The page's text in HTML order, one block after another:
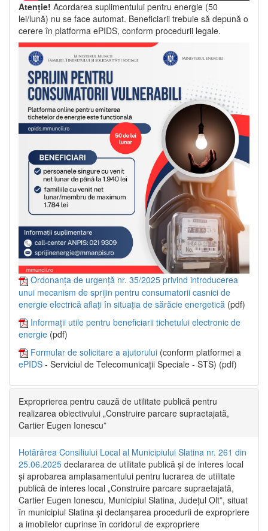
Atenție! Acordarea suplimentului pentru energie (50
lei/lună) nu se face automat. Beneficiarii trebuie să depună o
cerere în platforma ePIDS, conform procedurii legale.
Ordonanța de urgență nr. 35/2025 privind introducerea
unui mecanism de sprijin pentru consumatorii casnici de
energie electrică aflați în situația de sărăcie energetică (pdf)
Informații utile pentru beneficiarii tichetului electronic de
energie (pdf)
Formular de solicitare a ajutorului (conform platformei a
ePIDS - Serviciul de Telecomunicații Speciale - STS) (pdf)
Exproprierea pentru cauză de utilitate publică pentru
realizarea obiectivului „Construire parcare supraetajată,
Cartier Eugen Ionescu”
Hotărârea Consiliului Local al Municipiului Slatina nr. 261 din
25.06.2025 declararea de utilitate publică și de interes local
și aprobarea amplasamentului pentru lucrarea de utilitate
publică de interes local „Construire parcare supraetajată,
Cartier Eugen Ionescu, Municipiul Slatina, Județul Olt”, situat
în municipiul Slatina și declanșarea procedurii de expropriere
a imobilelor cuprinse în coridorul de expropriere